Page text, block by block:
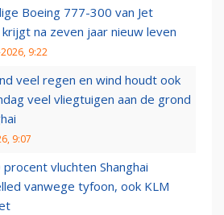
Boeing 777-300 van Jet
na zeven jaar nieuw leven
9:22
veel regen en wind houdt ook
veel vliegtuigen aan de grond
9:07
procent vluchten Shanghai
vanwege tyfoon, ook KLM